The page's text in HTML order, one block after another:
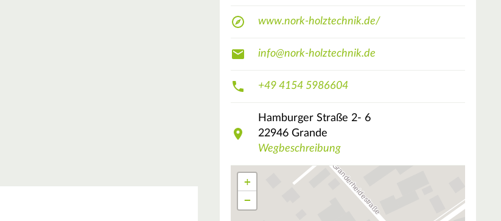
www.nork-holztechnik.de/
info@nork-holztechnik.de
+49 4154 5986604
Hamburger Straße 2- 6
22946 Grande
Wegbeschreibung
+
−